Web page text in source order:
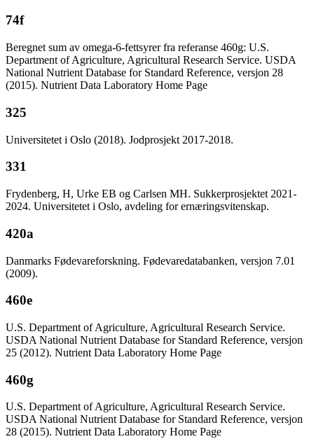
74f
Beregnet sum av omega-6-fettsyrer fra referanse 460g: U.S.
Department of Agriculture, Agricultural Research Service. USDA
National Nutrient Database for Standard Reference, versjon 28
(2015). Nutrient Data Laboratory Home Page
325
Universitetet i Oslo (2018). Jodprosjekt 2017-2018.
331
Frydenberg, H, Urke EB og Carlsen MH. Sukkerprosjektet 2021-
2024. Universitetet i Oslo, avdeling for ernæringsvitenskap.
420a
Danmarks Fødevareforskning. Fødevaredatabanken, versjon 7.01
(2009).
460e
U.S. Department of Agriculture, Agricultural Research Service.
USDA National Nutrient Database for Standard Reference, versjon
25 (2012). Nutrient Data Laboratory Home Page
460g
U.S. Department of Agriculture, Agricultural Research Service.
USDA National Nutrient Database for Standard Reference, versjon
28 (2015). Nutrient Data Laboratory Home Page